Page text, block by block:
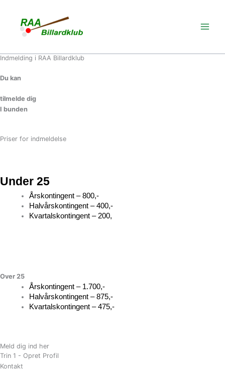
indholdet
Indmelding i RAA Billardklub
Du kan
tilmelde dig
I bunden
Priser for indmeldelse
Under 25
Årskontingent – 800,-
Halvårskontingent – 400,-
Kvartalskontingent – 200,
Over 25
Årskontingent – 1.700,-
Halvårskontingent – 875,-
Kvartalskontingent – 475,-
Meld dig ind her
Trin 1 - Opret Profil
Kontakt